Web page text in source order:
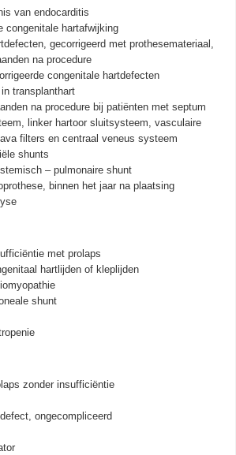
van endocarditis
congenitale hartafwijking
gecorrigeerd met prothesemateriaal,
na procedure
congenitale hartdefecten
transplanthart
na procedure bij patiënten met septum
linker hartoor sluitsysteem, vasculaire
filters en centraal veneus systeem
shunts
– pulmonaire shunt
binnen het jaar na plaatsing
met prolaps
hartlijden of kleplijden
shunt
zonder insufficiëntie
ongecompliceerd